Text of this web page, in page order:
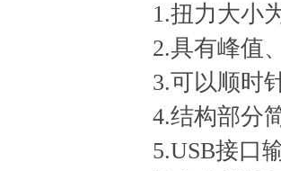
1.扭力大小为
2.具有峰值
3.可以顺时针
4.结构部分简
5.USB接口输